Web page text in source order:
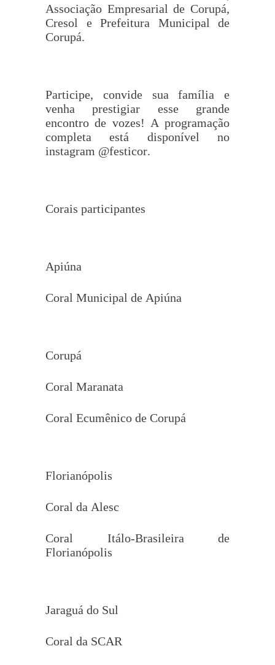
Associação Empresarial de Corupá,
Cresol e Prefeitura Municipal de
Corupá.
Participe, convide sua família e
venha prestigiar esse grande
encontro de vozes! A programação
completa está disponível no
instagram @festicor.
Corais participantes
Apiúna
Coral Municipal de Apiúna
Corupá
Coral Maranata
Coral Ecumênico de Corupá
Florianópolis
Coral da Alesc
Coral Itálo-Brasileira de
Florianópolis
Jaraguá do Sul
Coral da SCAR